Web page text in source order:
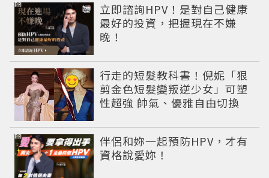
立即諮詢HPV！是對自己健康
最好的投資，把握現在不嫌
晚！
PR
行走的短髮教科書！倪妮「狠
剪金色短髮變叛逆少女」可塑
性超強 帥氣、優雅自由切換
伴侶和妳一起預防HPV，才有
資格說愛妳！
PR